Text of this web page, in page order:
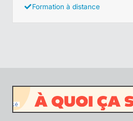
Formation à distance